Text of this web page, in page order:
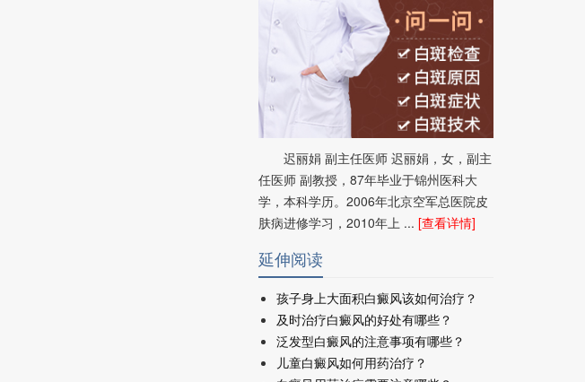
迟丽娟 副主任医师 迟丽娟，女，副主
任医师 副教授，87年毕业于锦州医科大
学，本科学历。2006年北京空军总医院皮
肤病进修学习，2010年上 ... [查看详情]
延伸阅读
孩子身上大面积白癜风该如何治疗？
及时治疗白癜风的好处有哪些？
泛发型白癜风的注意事项有哪些？
儿童白癜风如何用药治疗？